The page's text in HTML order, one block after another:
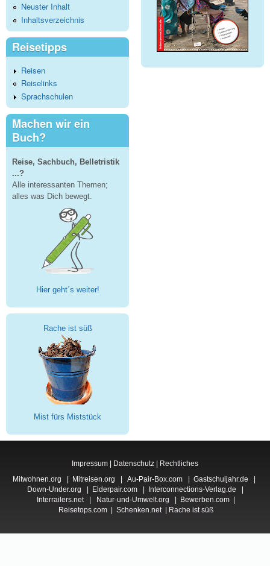
Neuster Inhalt
Inhaltsverzeichnis
Reisetipps
Reisen
Reiselinks
Sprachschulen
Machen wir ein
Buch?
Reise, Sachbuch, Belletristik
...?
Alle interessanten Themen;
alles was Dich bewegt.
Hier geht´s weiter!
Rache ist süß
Mist fürs Miststück
Impressum | Datenschutz | Rechtliches
Mitwohnen.org
Mitreisen.org Au-Pair-Box.com Gastschuljahr.de
Down-Under.org
Elderpair.com| Interconnections-Verlag.de
Interrailers.net| Natur-und-Umwelt.org Bewerben.com
Reisetops.com
Schenken.net| Rache ist süß